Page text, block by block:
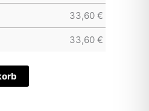
33,60 €
33,60 €